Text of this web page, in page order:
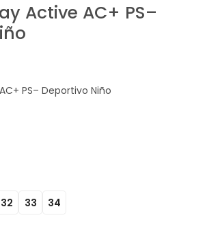
Active AC+ PS–
PS– Deportivo Niño
32 33 34